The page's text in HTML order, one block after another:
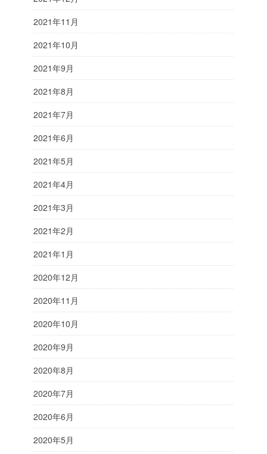
2021年11月
2021年10月
2021年9月
2021年8月
2021年7月
2021年6月
2021年5月
2021年4月
2021年3月
2021年2月
2021年1月
2020年12月
2020年11月
2020年10月
2020年9月
2020年8月
2020年7月
2020年6月
2020年5月